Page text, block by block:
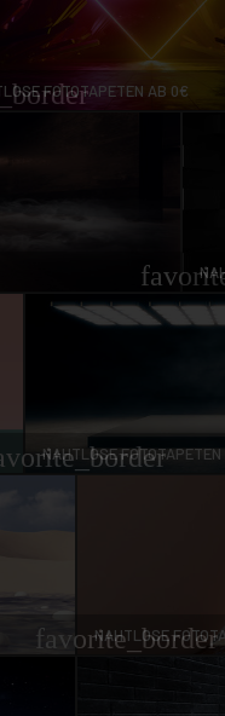
FOTOTAPETEN AB 0€
NAHTLOSE
favorite_border
NAHTLOSE